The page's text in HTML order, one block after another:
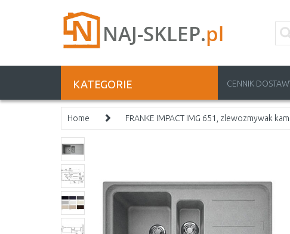
KATEGORIE CENNIK
Home FRANKE IMPACT IMG 651, zlewozmywak